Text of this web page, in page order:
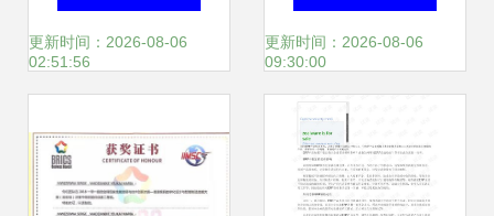
与拓展实践
更新时间：2026-08-06
02:51:56
业高效运营的智慧
选择
更新时间：2026-08-06
09:30:00